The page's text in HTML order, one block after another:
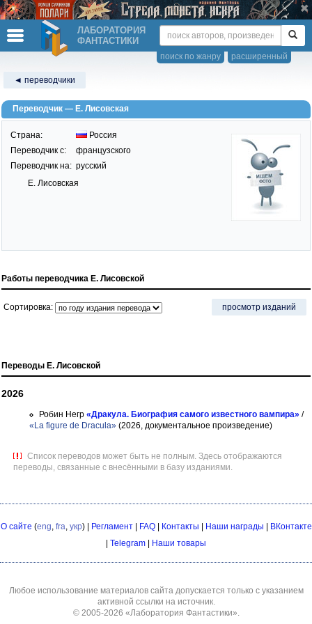
ЛАБОРАТОРИЯ
ФАНТАСТИКИ
расширенный
поиск по жанру
◄ переводчики
Переводчик — Е. Лисовская
Страна:
Россия
Переводчик c:
французского
Переводчик на: русский
Е. Лисовская
Работы переводчика Е. Лисовской
Сортировка: просмотр изданий
Переводы Е. Лисовской
2026
Робин Негр «Дракула. Биография самого известного вампира» /
«La figure de Dracula» (2026, документальное произведение)
Список переводов может быть не полным. Здесь отображаются
переводы, связанные с внесёнными в базу изданиями.
О сайте (eng, fra, укр) | Регламент| FAQ| Контакты Наши награды
ВКонтакте
Telegram Наши товары
Любое использование материалов сайта допускается только с указанием
активной ссылки на источник.
© 2005-2026 «Лаборатория Фантастики».